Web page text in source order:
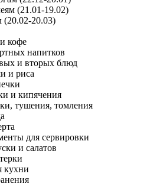
(21.01-19.02)
20.03)
кофе
напитков
и вторых блюд
и риса
и кипячения
тушения, томления
для сервировки
и салатов
кухни